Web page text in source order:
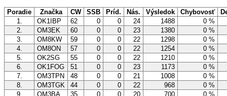
Poradie Značka CW SSB Príd. Nás. Výsledok Chybovosť
1.
OK1IBP 62 0 0 24 1488
0 %
2.
OM3EK 60 0 0 23 1380
0 %
3.
OM8KW 59 0 0 22 1298
0 %
4.
OM8ON 57 0 0 22 1254
0 %
5.
OK2SG 55 0 0 22 1210
0 %
6.
OK1FOG 51 0 0 23 1173
0 %
7.
OM3TPN 48 0 0 21 1008
0 %
8.
OM3TGK 44 0 0 22 968
0 %
9.
OM3BA 35 0 0 20 700 0 %